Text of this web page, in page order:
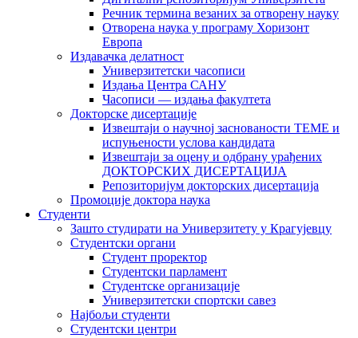
Рeчник термина везаних за отворену науку
Отворена наука у програму Хоризонт
Европа
Издавачка делатност
Универзитетски часописи
Издања Центра САНУ
Часописи — издања факултета
Докторске дисертације
Извештаји о научној заснованости ТЕМЕ и
испуњености услова кандидата
Извештаји за оцену и одбрану урађених
ДОКТОРСКИХ ДИСЕРТАЦИЈА
Репозиторијум докторских дисертација
Промоције доктора наука
Студенти
Зашто студирати на Универзитету у Крагујевцу
Студентски органи
Студент проректор
Студентски парламент
Студентске организације
Универзитетски спортски савез
Најбољи студенти
Студентски центри